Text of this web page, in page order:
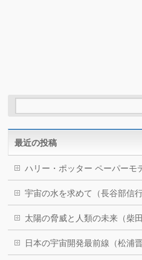
最近の投稿
ハリー・ポッター ペーパーモ
宇宙の水を求めて（長谷部信行
太陽の脅威と人類の未来（柴田
日本の宇宙開発最前線（松浦晋